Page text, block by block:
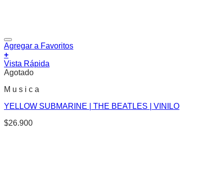
Agregar a Favoritos
+
Vista Rápida
Agotado
M u s i c a
YELLOW SUBMARINE | THE BEATLES | VINILO
$26.900